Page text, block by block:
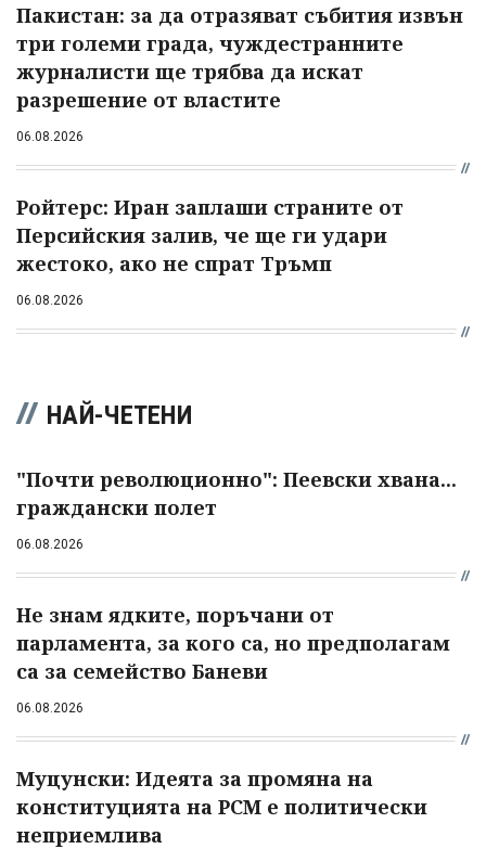
Пакистан: за да отразяват събития извън
три големи града, чуждестранните
журналисти ще трябва да искат
разрешение от властите
06.08.2026
Ройтерс: Иран заплаши страните от
Персийския залив, че ще ги удари
жестоко, ако не спрат Тръмп
06.08.2026
НАЙ-ЧЕТЕНИ
"Почти революционно": Пеевски хвана...
граждански полет
06.08.2026
Не знам ядките, поръчани от
парламента, за кого са, но предполагам
са за семейство Баневи
06.08.2026
Муцунски: Идеята за промяна на
конституцията на РСМ е политически
неприемлива